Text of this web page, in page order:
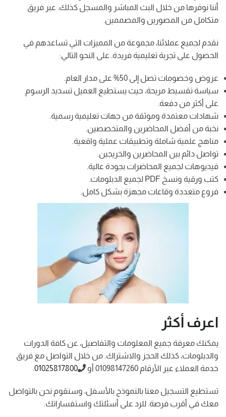
أننا نوفرها من خلال البث المباشر والمسجل كذلك. عبر فريق
متكامل من المصورين والمصممين.
نقدم لجميع عملائنا، مجموعة من المميزات التي تساعدهم في
الحصول على تجربة تعليمية فريدة. على النحو التالي:
عروض وخصومات تصل إلى 50% على مدار العام.
سياسة تقسيط مريحة، حيث يستطيع العميل تسديد الرسوم
على أكثر من دفعة.
شهادات معتمدة وموثقة من جهات تعليمية رسمية.
نخبة من أفضل المحاضرين والمتخصصين.
مناهج علمية شاملة وتطبيقات عملية واقعية.
تواصل دائم بين المحاضرين والخريجين.
فيديوهات لجميع المحاضرات بجودة عالية.
كتب ورقية ونسخ PDF لجميع الدبلومات.
فروع متعددة وقاعات مجهزة بشكل كامل.
اعرف أكثر
يمكنك معرفة جميع المعلومات والتفاصيل، عن كافة الدورات
والدبلومات، كذلك الحجز والاشتراك. من خلال التواصل مع فريق
خدمة العملاء عبر الأرقام 01098147260 أو
01025817800
.
تستطيع التسجيل معنا بالنموذج بالأسفل، وسنقوم نحن بالتواصل
معك في أقرب فرصة. للرد على أسئلتك واستفساراتك.